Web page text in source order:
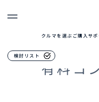
クルマを選ぶ ご購入サポ
検討リスト
車種・グレード比較
入場券（1日券）前売り・当日
有料コ